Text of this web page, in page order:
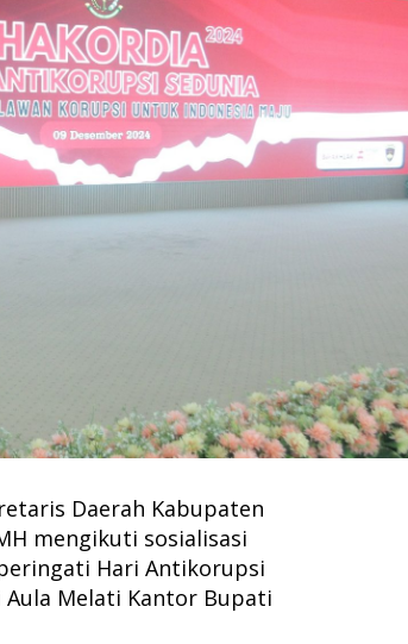
Daerah Kabupaten
mengikuti sosialisasi
Hari Antikorupsi
Aula Melati Kantor Bupati